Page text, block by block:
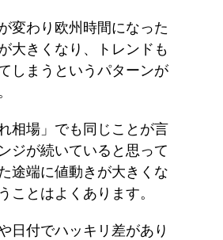
変わり欧州時間になった
大きくなり、トレンドも
しまうというパターンが
相場」でも同じことが言
ジが続いていると思って
途端に値動きが大きくな
ことはよくあります。
日付でハッキリ差があり